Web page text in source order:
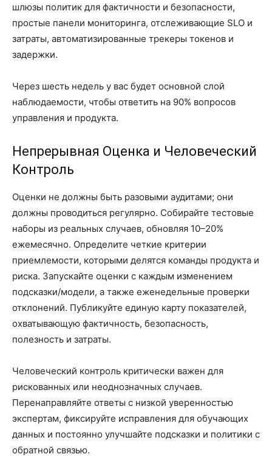
шлюзы политик для фактичности и безопасности,
простые панели мониторинга, отслеживающие SLO и
затраты, автоматизированные трекеры токенов и
задержки.
Через шесть недель у вас будет основной слой
наблюдаемости, чтобы ответить на 90% вопросов
управления и продукта.
Непрерывная Оценка и Человеческий
Контроль
Оценки не должны быть разовыми аудитами; они
должны проводиться регулярно. Собирайте тестовые
наборы из реальных случаев, обновляя 10–20%
ежемесячно. Определите четкие критерии
приемлемости, которыми делятся команды продукта и
риска. Запускайте оценки с каждым изменением
подсказки/модели, а также еженедельные проверки
отклонений. Публикуйте единую карту показателей,
охватывающую фактичность, безопасность,
полезность и затраты.
Человеческий контроль критически важен для
рискованных или неоднозначных случаев.
Перенаправляйте ответы с низкой уверенностью
экспертам, фиксируйте исправления для обучающих
данных и постоянно улучшайте подсказки и политики с
обратной связью.